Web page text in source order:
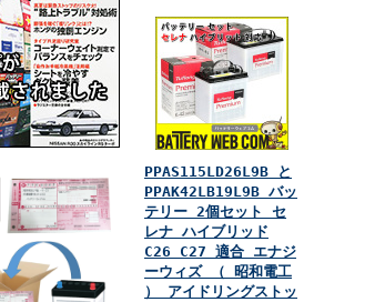
PPAS115LD26L9B と
PPAK42LB19L9B バッ
テリー 2個セット セ
レナ ハイブリッド
C26 C27 適合 エナジ
ーウィズ （ 昭和電工
） アイドリングストッ